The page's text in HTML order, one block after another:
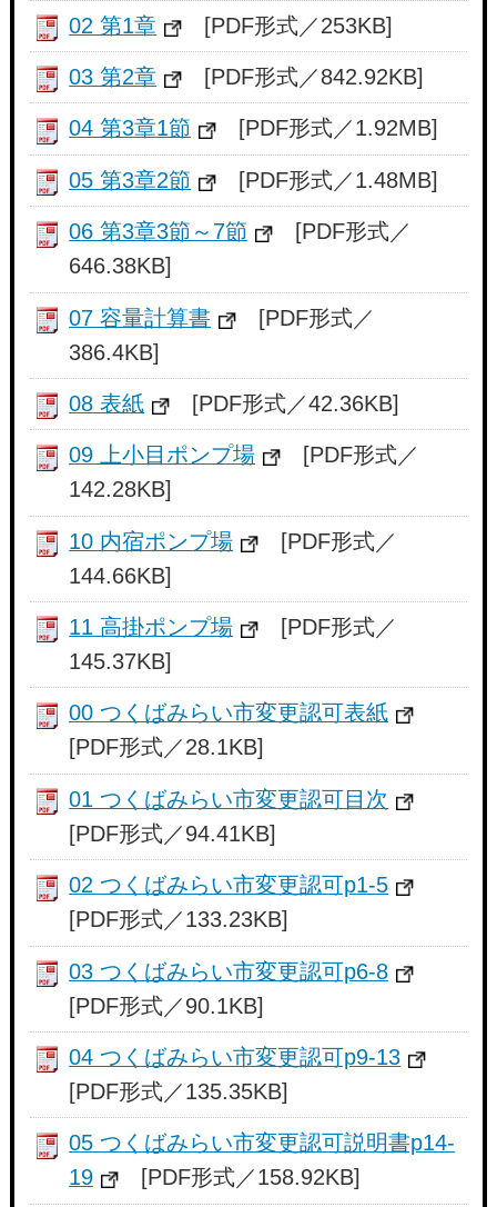
02 第1章 [PDF形式／253KB]
03 第2章 [PDF形式／842.92KB]
04 第3章1節 [PDF形式／1.92MB]
05 第3章2節 [PDF形式／1.48MB]
06 第3章3節～7節
[PDF形式／
646.38KB]
07 容量計算書
[PDF形式／
386.4KB]
08 表紙 [PDF形式／42.36KB]
09 上小目ポンプ場
[PDF形式／
142.28KB]
10 内宿ポンプ場
[PDF形式／
144.66KB]
11 高掛ポンプ場
[PDF形式／
145.37KB]
00 つくばみらい市変更認可表紙
[PDF形式／28.1KB]
01 つくばみらい市変更認可目次
[PDF形式／94.41KB]
02 つくばみらい市変更認可p1-5
[PDF形式／133.23KB]
03 つくばみらい市変更認可p6-8
[PDF形式／90.1KB]
04 つくばみらい市変更認可p9-13
[PDF形式／135.35KB]
05 つくばみらい市変更認可説明書p14-
19
[PDF形式／158.92KB]